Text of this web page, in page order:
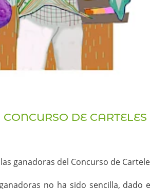
DE
ganadoras del Concurso de
no ha sido sencilla,